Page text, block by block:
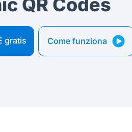
gratis Come funziona